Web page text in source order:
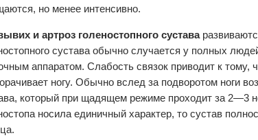
но менее интенсивно.
и артроз голеностопного сустава
сустава обычно случается у полных
аппаратом. Слабость связок приводит к тому,
ногу. Обычно вслед за подворотом ноги
который при щадящем режиме проходит за 2—3
носила единичный характер, то сустав